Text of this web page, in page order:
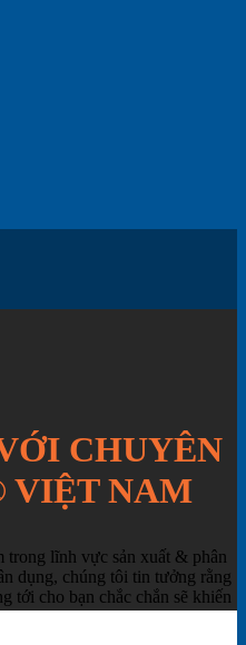
CHUYÊN
VIỆT NAM
trong lĩnh vực sản xuất & phân
dụng, chúng tôi tin tưởng rằng
tới cho bạn chắc chắn sẽ khiến